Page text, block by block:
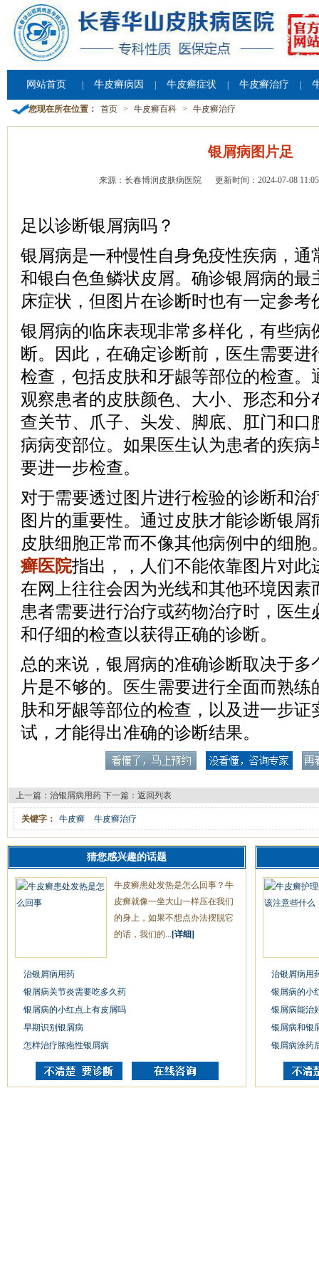
网站首页 牛皮癣病因 牛皮癣症状 牛皮癣治疗
您现在所在位置： 首页 > 牛皮癣百科 > 牛皮癣治疗
银屑病图片足
来源：长春博润皮肤病医院 更新时间：2024-07-08
足以诊断银屑病吗？
银屑病是一种慢性自身免疫性疾病，通
和银白色鱼鳞状皮屑。确诊银屑病的最
床症状，但图片在诊断时也有一定参考
银屑病的临床表现非常多样化，有些病
断。因此，在确定诊断前，医生需要进
检查，包括皮肤和牙龈等部位的检查。
观察患者的皮肤颜色、大小、形态和分
查关节、爪子、头发、脚底、肛门和口
病病变部位。如果医生认为患者的疾病
要进一步检查。
对于需要透过图片进行检验的诊断和治
图片的重要性。通过皮肤才能诊断银屑
皮肤细胞正常而不像其他病例中的细胞
癣医院指出，，人们不能依靠图片对此
在网上往往会因为光线和其他环境因素
患者需要进行治疗或药物治疗时，医生
和仔细的检查以获得正确的诊断。
总的来说，银屑病的准确诊断取决于多
片是不够的。医生需要进行全面而熟练
肤和牙龈等部位的检查，以及进一步证
试，才能得出准确的诊断结果。
上一篇： 治银屑病用药 下一篇： 返回列表
关键字： 牛皮癣 牛皮癣治疗
猜您感兴趣的话题
牛皮癣患处发热是怎么回事？牛
皮癣就像一坐大山一样压在我们
的身上，如果不想点办法摆脱它
的话，我们的... [详细]
治银屑病用药
银屑病关节炎需要吃多久药
银屑病的小红点上有皮屑吗
早期识别银屑病
怎样治疗脓疱性银屑病
治银屑病用
银屑病的小
银屑病能治
银屑病和银
银屑病涂药